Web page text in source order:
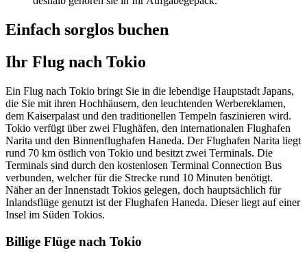
Einfach sorglos buchen
Ihr Flug nach Tokio
Ein Flug nach Tokio bringt Sie in die lebendige Hauptstadt Japans,
die Sie mit ihren Hochhäusern, den leuchtenden Werbereklamen,
dem Kaiserpalast und den traditionellen Tempeln faszinieren wird.
Tokio verfügt über zwei Flughäfen, den internationalen Flughafen
Narita und den Binnenflughafen Haneda. Der Flughafen Narita liegt
rund 70 km östlich von Tokio und besitzt zwei Terminals. Die
Terminals sind durch den kostenlosen Terminal Connection Bus
verbunden, welcher für die Strecke rund 10 Minuten benötigt.
Näher an der Innenstadt Tokios gelegen, doch hauptsächlich für
Inlandsflüge genutzt ist der Flughafen Haneda. Dieser liegt auf einer
Insel im Süden Tokios.
Billige Flüge nach Tokio